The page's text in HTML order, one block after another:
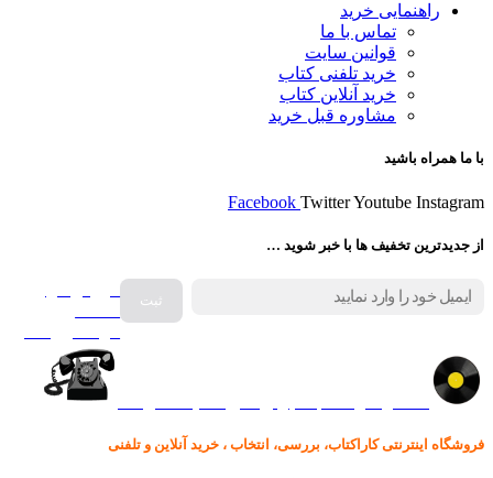
راهنمایی خرید
تماس با ما
قوانین سایت
خرید تلفنی کتاب
خرید آنلاین کتاب
مشاوره قبل خرید
با ما همراه باشید
Facebook TwitterYoutube Instagram
از جدیدترین تخفیف ها با خبر شوید …
فروش انواع
فروشگاه اینترنتی کاراکتاب، بررسی، انتخاب ، خرید آنلاین و تلفنی